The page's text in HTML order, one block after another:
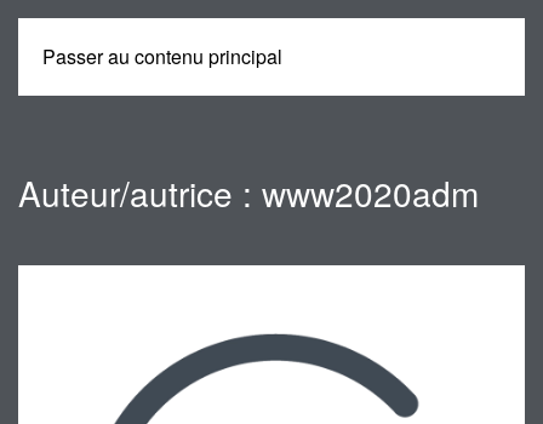
Passer au contenu principal
Auteur/autrice : www2020adm